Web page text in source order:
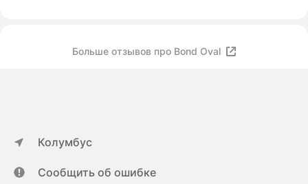
Больше отзывов про Bond Oval
Колумбус
Сообщить об ошибке